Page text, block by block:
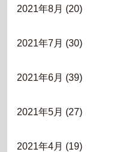
2021年8月 (20)
2021年7月 (30)
2021年6月 (39)
2021年5月 (27)
2021年4月 (19)